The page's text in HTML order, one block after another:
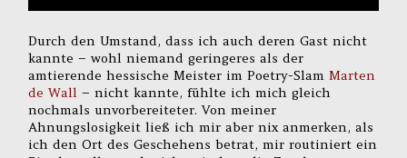
Durch den Umstand, dass ich auch deren Gast nicht
kannte – wohl niemand geringeres als der
amtierende hessische Meister im Poetry-SlamMarten
de Wall – nicht kannte, fühlte ich mich gleich
nochmals unvorbereiteter. Von meiner
Ahnungslosigkeit ließ ich mir aber nix anmerken, als
ich den Ort des Geschehens betrat, mir routiniert ein